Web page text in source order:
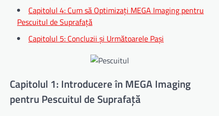
Capitolul 4: Cum să Optimizați MEGA Imaging pentru
Pescuitul de Suprafață
Capitolul 5: Concluzii și Următoarele Pași
Capitolul 1: Introducere în MEGA Imaging
pentru Pescuitul de Suprafață